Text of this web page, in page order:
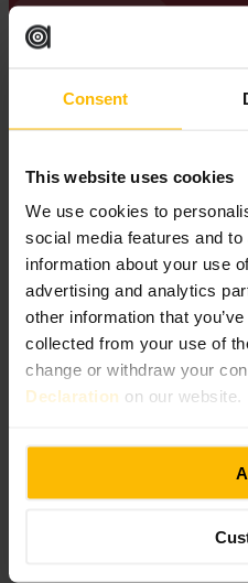
Consent
This website uses cookies
We use cookies to
social media features and
information about your use
advertising and analytics
other information that
collected from your use of
change or withdraw your
Declaration on our website.
ガスホルダーパークは、キング
ル沿いにある修復されたグレー
ホルダー第8号のフレーム内部
し、円形の芝生と座席があり、
スポットです。
キングス・